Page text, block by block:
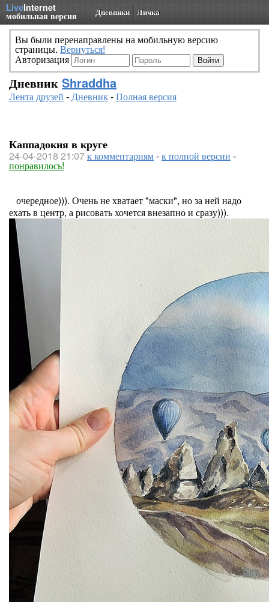
LiveInternet
мобильная версия Дневники Личка
Вы были перенаправлены на мобильную версию
страницы. Вернуться!
Авторизация
Дневник Shraddha
Лента друзей -Дневник-Полная версия
Каппадокия в круге
24-04-2018 21:07к комментариям-к полной версии -
понравилось!
очередное))). Очень не хватает "маски", но за ней надо
ехать в центр, а рисовать хочется внезапно и сразу))).